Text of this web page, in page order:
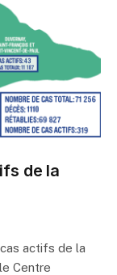
de la
actifs de la
Centre